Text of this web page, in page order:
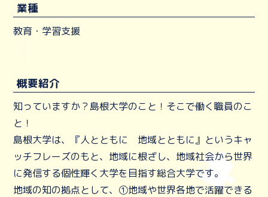
業種
教育・学習支援
概要紹介
知っていますか？島根大学のこと！そこで働く職員のこ
と！
島根大学は、『人とともに 地域とともに』というキャ
ッチフレーズのもと、地域に根ざし、地域社会から世界
に発信する個性輝く大学を目指す総合大学です。
地域の知の拠点として、①地域や世界各地で活躍できる